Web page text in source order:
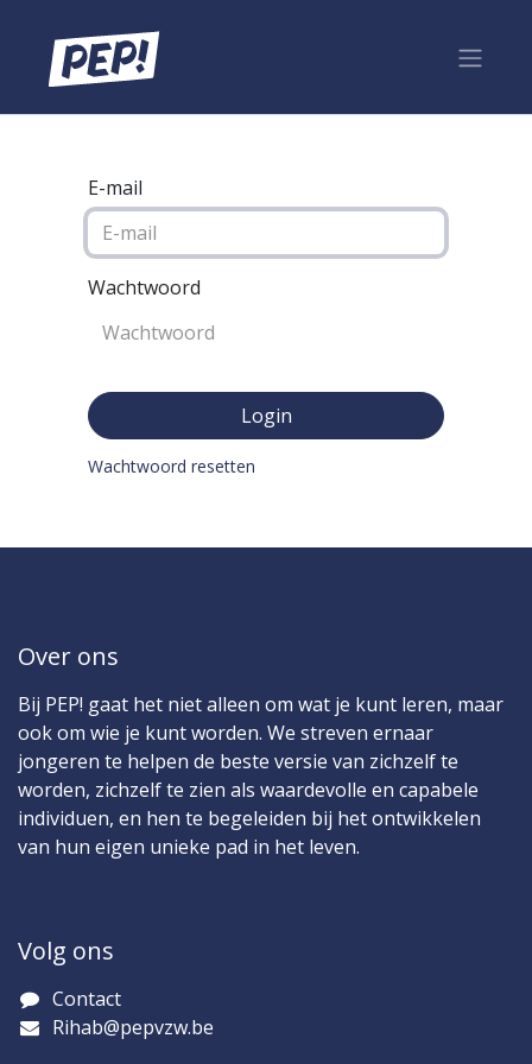
E-mail
Wachtwoord
Login
Wachtwoord resetten
Over ons
Bij PEP! gaat het niet alleen om wat je kunt leren, maar
ook om wie je kunt worden. We streven ernaar
jongeren te helpen de beste versie van zichzelf te
worden, zichzelf te zien als waardevolle en capabele
individuen, en hen te begeleiden bij het ontwikkelen
van hun eigen unieke pad in het leven.
Volg ons
Contact​
Rihab@pepvzw.be